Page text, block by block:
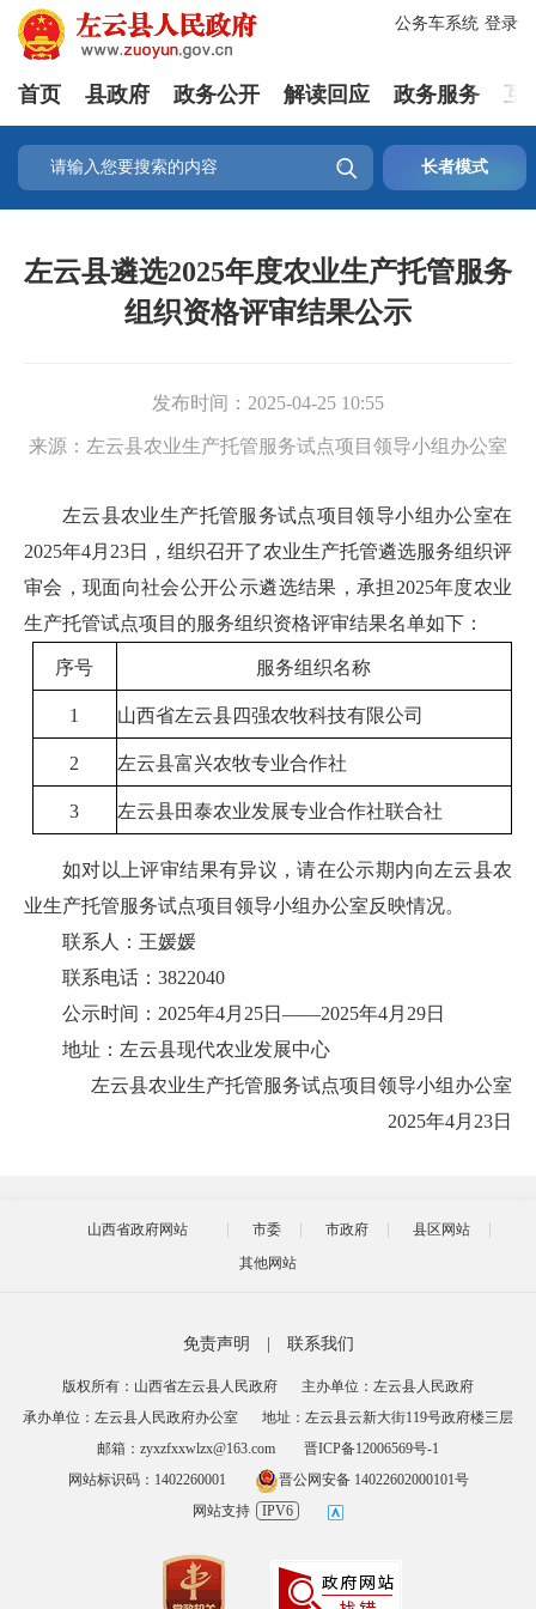
登录
公务车系统
首页 县政府 政务公开 解读回应 政务服务 互
 长者模式
左云县遴选2025年度农业生产托管服务
组织资格评审结果公示
发布时间： 2025-04-25 10:55
来源： 左云县农业生产托管服务试点项目领导小组办公室
左云县农业生产托管服务试点项目领导小组办公室在
2025年4月23日，组织召开了农业生产托管遴选服务组织评
审会，现面向社会公开公示遴选结果，承担2025年度农业
生产托管试点项目的服务组织资格评审结果名单如下：
序号 服务组织名称
1 山西省左云县四强农牧科技有限公司
2 左云县富兴农牧专业合作社
3 左云县田泰农业发展专业合作社联合社
如对以上评审结果有异议，请在公示期内向左云县农
业生产托管服务试点项目领导小组办公室反映情况。
联系人：王媛媛
联系电话：3822040
公示时间：2025年4月25日——2025年4月29日
地址：左云县现代农业发展中心
左云县农业生产托管服务试点项目领导小组办公室
2025年4月23日
山西省政府网站 市委 市政府
县区网站
其他网站
免责声明 联系我们
版权所有：山西省左云县人民政府
主办单位：左云县人民政府
承办单位：左云县人民政府办公室
地址：左云县云新大街119号政府楼三层
邮箱：zyxzfxxwlzx@163.com
晋ICP备12006569号-1
网站标识码：1402260001
晋公网安备 14022602000101号
网站支持
IPV6